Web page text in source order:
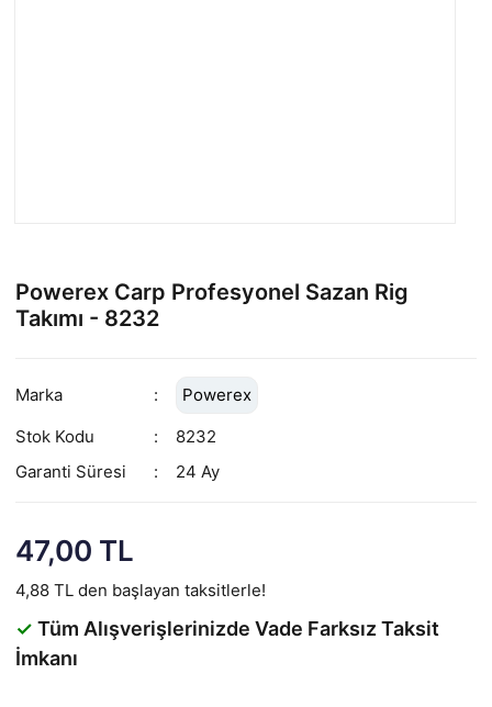
Powerex Carp Profesyonel Sazan Rig
Takımı - 8232
Marka
Powerex
Stok Kodu
8232
Garanti Süresi
24 Ay
47,00 TL
4,88 TL den başlayan taksitlerle!
✓ Tüm Alışverişlerinizde Vade Farksız Taksit
İmkanı